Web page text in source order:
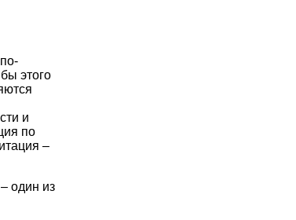
этого
и
по
–
один из